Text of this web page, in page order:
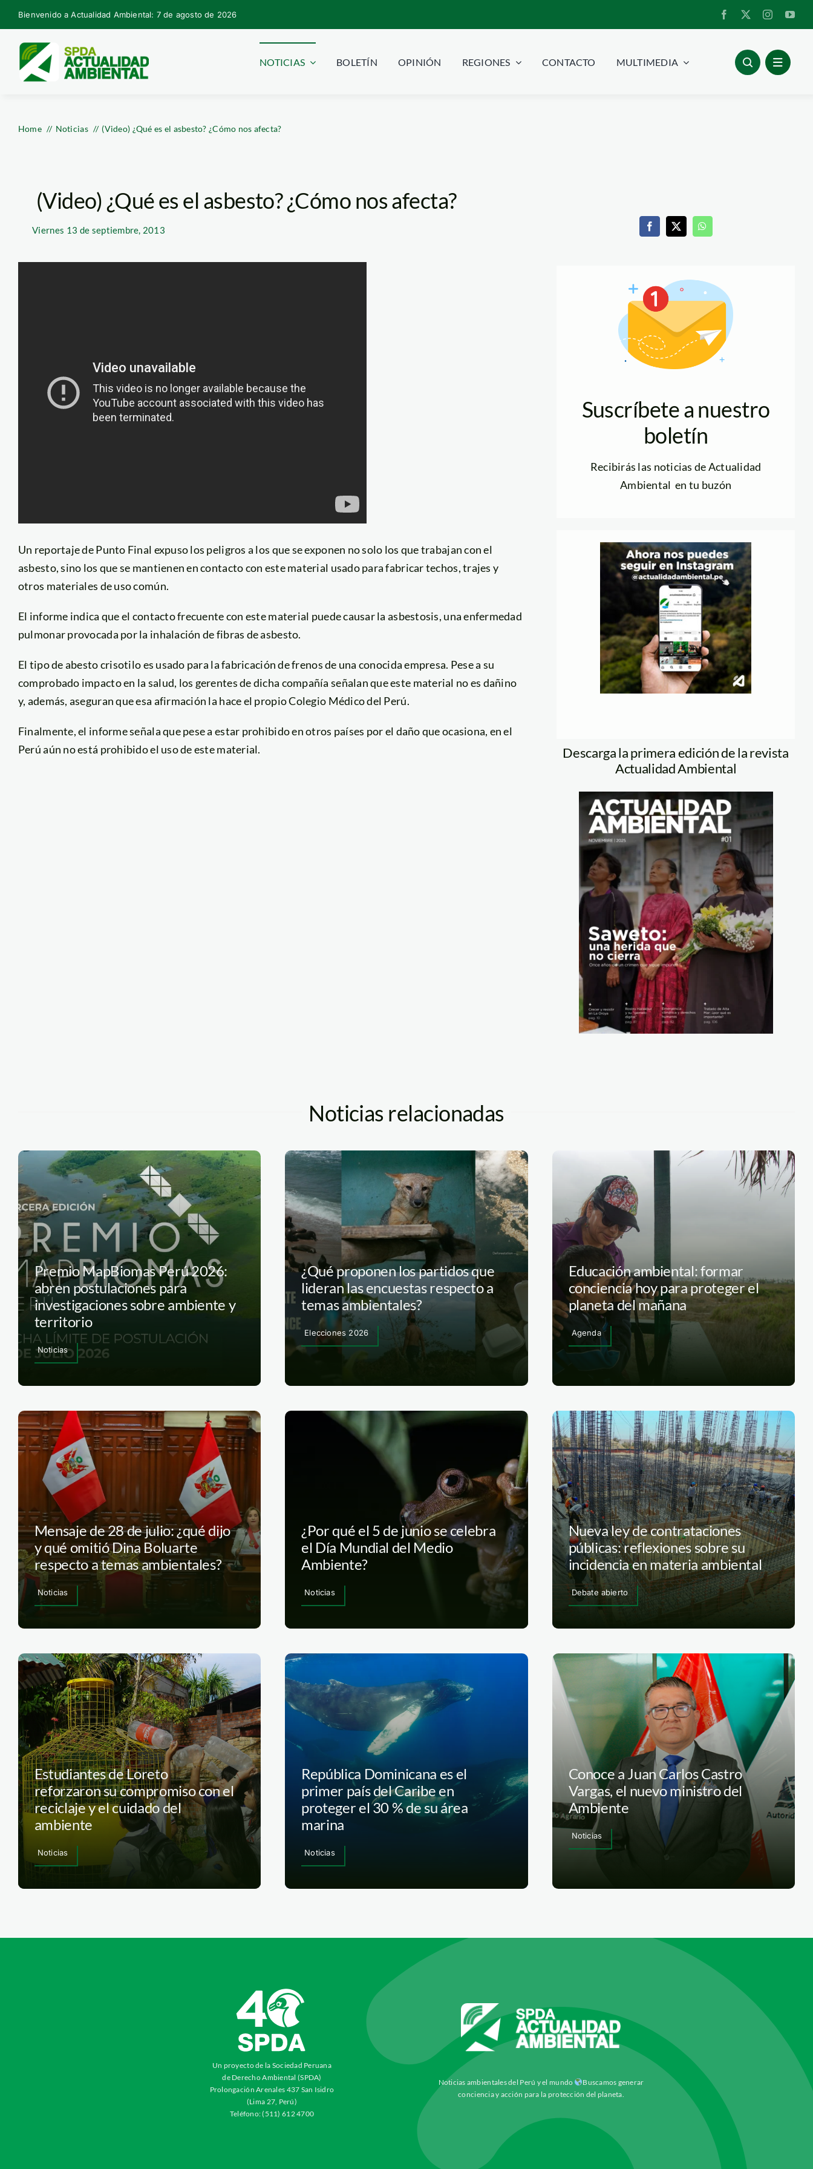
Skip
to
content
Bienvenido a Actualidad Ambiental: 7 de agosto de 2026
NOTICIAS BOLETÍN OPINIÓN REGIONES CONTACTO MULTIMEDIA
Home Noticias (Video) ¿Qué es el asbesto? ¿Cómo nos afecta?
(Video) ¿Qué es el asbesto? ¿Cómo nos afecta?
Viernes 13 de septiembre, 2013
Un reportaje de Punto Final expuso los peligros a los que se exponen no solo los que trabajan con el
asbesto, sino los que se mantienen en contacto con este material usado para fabricar techos, trajes y
otros materiales de uso común.
El informe indica que el contacto frecuente con este material puede causar la asbestosis, una enfermedad
pulmonar provocada por la inhalación de fibras de asbesto.
El tipo de abesto crisotilo es usado para la fabricación de frenos de una conocida empresa. Pese a su
comprobado impacto en la salud, los gerentes de dicha compañía señalan que este material no es dañino
y, además, aseguran que esa afirmación la hace el propio Colegio Médico del Perú.
Finalmente, el informe señala que pese a estar prohibido en otros países por el daño que ocasiona, en el
Perú aún no está prohibido el uso de este material.
Suscríbete a nuestro
boletín
Recibirás las noticias de Actualidad
Ambiental en tu buzón
Descarga la primera edición de la revista
Actualidad Ambiental
Noticias relacionadas
Premio MapBiomas Perú 2026:
abren postulaciones para
investigaciones sobre ambiente y
territorio
Noticias
¿Qué proponen los partidos que
lideran las encuestas respecto a
temas ambientales?
Elecciones 2026
Educación ambiental: formar
conciencia hoy para proteger el
planeta del mañana
Agenda
Mensaje de 28 de julio: ¿qué dijo
y qué omitió Dina Boluarte
respecto a temas ambientales?
Noticias
¿Por qué el 5 de junio se celebra
el Día Mundial del Medio
Ambiente?
Noticias
Nueva ley de contrataciones
públicas: reflexiones sobre su
incidencia en materia ambiental
Debate abierto
Estudiantes de Loreto
reforzaron su compromiso con el
reciclaje y el cuidado del
ambiente
Noticias
República Dominicana es el
primer país del Caribe en
proteger el 30 % de su área
marina
Noticias
Conoce a Juan Carlos Castro
Vargas, el nuevo ministro del
Ambiente
Noticias
Un proyecto de la Sociedad Peruana
de Derecho Ambiental (SPDA)
Prolongación Arenales 437 San Isidro
(Lima 27, Perú)
Teléfono: (511) 612 4700
Noticias ambientales del Perú y el mundo
Buscamos generar
conciencia y acción para la protección del planeta.